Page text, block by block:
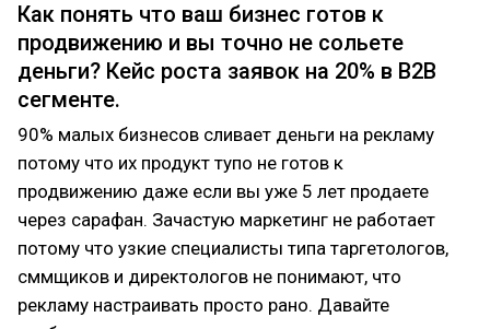
Как понять что ваш бизнес готов к
продвижению и вы точно не сольете
деньги? Кейс роста заявок на 20% в B2B
сегменте.
90% малых бизнесов сливает деньги на рекламу
потому что их продукт тупо не готов к
продвижению даже если вы уже 5 лет продаете
через сарафан. Зачастую маркетинг не работает
потому что узкие специалисты типа таргетологов,
сммщиков и директологов не понимают, что
рекламу настраивать просто рано. Давайте